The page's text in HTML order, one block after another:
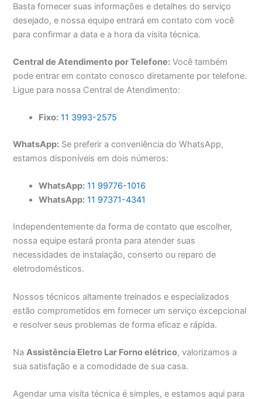
Basta fornecer suas informações e detalhes do serviço
desejado, e nossa equipe entrará em contato com você
para confirmar a data e a hora da visita técnica.
Central de Atendimento por Telefone: Você também
pode entrar em contato conosco diretamente por telefone.
Ligue para nossa Central de Atendimento:
Fixo: 11 3993-2575
WhatsApp: Se preferir a conveniência do WhatsApp,
estamos disponíveis em dois números:
WhatsApp: 11 99776-1016
WhatsApp: 11 97371-4341
Independentemente da forma de contato que escolher,
nossa equipe estará pronta para atender suas
necessidades de instalação, conserto ou reparo de
eletrodomésticos.
Nossos técnicos altamente treinados e especializados
estão comprometidos em fornecer um serviço excepcional
e resolver seus problemas de forma eficaz e rápida.
NaAssistência Eletro Lar Forno elétrico, valorizamos a
sua satisfação e a comodidade de sua casa.
Agendar uma visita técnica é simples, e estamos aqui para